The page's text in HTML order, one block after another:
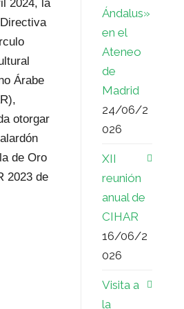
2024, la
Árabe
otorgar
de Oro
2023 de
Ándalus»
en el
Ateneo
de
Madrid
24/06/2
026
XII
reunión
anual de
CIHAR
16/06/2
026
Visita a
la